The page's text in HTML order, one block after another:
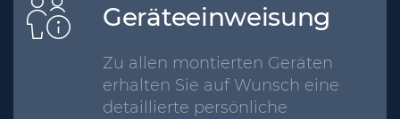
Geräteeinweisung
Zu allen montierten Geräten
erhalten Sie auf Wunsch eine
detaillierte persönliche